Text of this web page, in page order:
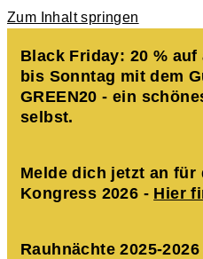
Zum Inhalt springen
Black Friday: 20 %
bis Sonntag mit dem
GREEN20 - ein
selbst.
Melde dich jetzt an für
Kongress 2026 - Hier
Rauhnächte 2025-